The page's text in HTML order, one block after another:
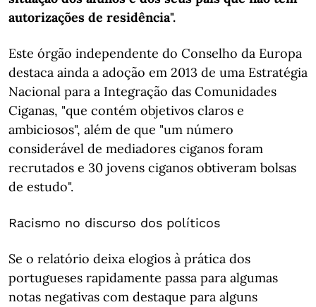
autorizações de residência".
Este órgão independente do Conselho da Europa
destaca ainda a adoção em 2013 de uma Estratégia
Nacional para a Integração das Comunidades
Ciganas, "que contém objetivos claros e
ambiciosos", além de que "um número
considerável de mediadores ciganos foram
recrutados e 30 jovens ciganos obtiveram bolsas
de estudo".
Racismo no discurso dos políticos
Se o relatório deixa elogios à prática dos
portugueses rapidamente passa para algumas
notas negativas com destaque para alguns